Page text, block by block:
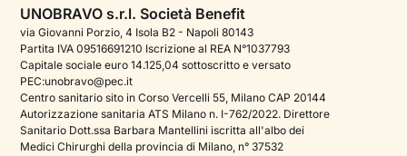
Podcast di psicologia
Corporate
Psicologo italiano all'estero
Sala stampa
Gestisci cookie
UNOBRAVO s.r.l. Società Benefit
via Giovanni Porzio, 4 Isola B2 - Napoli 80143
Partita IVA 09516691210 Iscrizione al REA N°1037793
Capitale sociale euro 14.125,04 sottoscritto e versato
PEC:unobravo@pec.it
Centro sanitario sito in Corso Vercelli 55, Milano CAP 20144
Autorizzazione sanitaria ATS Milano n. I-762/2022. Direttore
Sanitario Dott.ssa Barbara Mantellini iscritta all'albo dei
Medici Chirurghi della provincia di Milano, n° 37532